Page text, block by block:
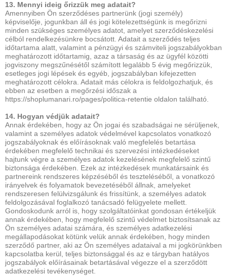
13. Mennyi ideig őrizzük meg adatait?
Amennyiben Ön szerződéses partnerünk (jogi személy)
képviselője, jogunkban áll és jogi kötelezettségünk is megőrizni
minden szükséges személyes adatot, amelyet szerződéskezelési
célból rendelkezésünkre bocsátott. Adatait a szerződés teljes
időtartama alatt, valamint a pénzügyi és számviteli jogszabályokban
meghatározott időtartamig, azaz a társaság és az ügyfél közötti
jogviszony megszűnésétől számított legalább 5 évig megőrizzük,
esetleges jogi lépések és egyéb, jogszabályban kifejezetten
meghatározott célokra. Adatait más célokra is feldolgozhatjuk, és
ebben az esetben a megőrzési időszak a
https://shoplumanari.ro/pages/politica-retentie oldalon található.
14. Hogyan védjük adatait?
Annak érdekében, hogy az Ön jogai és szabadságai ne sérüljenek,
valamint a személyes adatok védelmével kapcsolatos vonatkozó
jogszabályoknak és előírásoknak való megfelelés betartása
érdekében megfelelő technikai és szervezési intézkedéseket
hajtunk végre a személyes adatok kezelésének megfelelő szintű
biztonsága érdekében. Ezek az intézkedések munkatársaink és
partnereink rendszeres képzéséből és teszteléséből, a vonatkozó
irányelvek és folyamatok bevezetéséből állnak, amelyeket
rendszeresen felülvizsgálunk és frissítünk, a személyes adatok
feldolgozásával foglalkozó tanácsadó felügyelete mellett.
Gondoskodunk arról is, hogy szolgáltatóinkat gondosan értékeljük
annak érdekében, hogy megfelelő szintű védelmet biztosítsanak az
Ön személyes adatai számára, és személyes adatkezelési
megállapodásokat kötünk velük annak érdekében, hogy minden
szerződő partner, aki az Ön személyes adataival a mi jogkörünkben
kapcsolatba kerül, teljes biztonsággal és az e tárgyban hatályos
jogszabályok előírásainak betartásával végezze el a szerződött
adatkezelési tevékenységet.